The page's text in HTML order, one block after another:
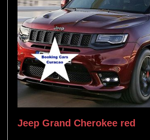
Jeep Grand Cherokee red